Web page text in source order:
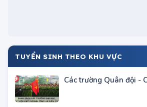
TUYỂN SINH THEO KHU VỰC